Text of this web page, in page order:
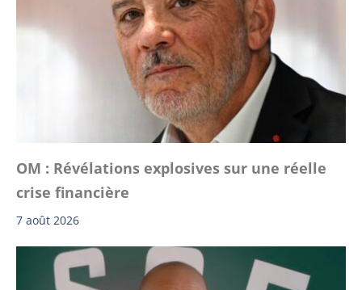
OM : Révélations explosives sur une réelle
crise financière
7 août 2026